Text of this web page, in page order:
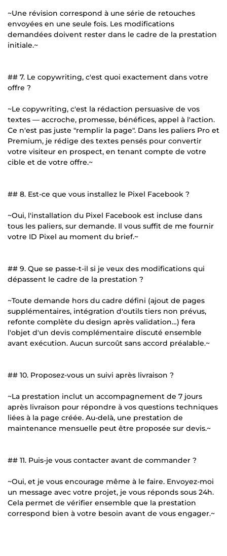
~Une révision correspond à une série de retouches
envoyées en une seule fois. Les modifications
demandées doivent rester dans le cadre de la prestation
initiale.~
## 7. Le copywriting, c'est quoi exactement dans votre
offre ?
~Le copywriting, c'est la rédaction persuasive de vos
textes — accroche, promesse, bénéfices, appel à l'action.
Ce n'est pas juste "remplir la page". Dans les paliers Pro et
Premium, je rédige des textes pensés pour convertir
votre visiteur en prospect, en tenant compte de votre
cible et de votre offre.~
## 8. Est-ce que vous installez le Pixel Facebook ?
~Oui, l'installation du Pixel Facebook est incluse dans
tous les paliers, sur demande. Il vous suffit de me fournir
votre ID Pixel au moment du brief.~
## 9. Que se passe-t-il si je veux des modifications qui
dépassent le cadre de la prestation ?
~Toute demande hors du cadre défini (ajout de pages
supplémentaires, intégration d'outils tiers non prévus,
refonte complète du design après validation…) fera
l'objet d'un devis complémentaire discuté ensemble
avant exécution. Aucun surcoût sans accord préalable.~
## 10. Proposez-vous un suivi après livraison ?
~La prestation inclut un accompagnement de 7 jours
après livraison pour répondre à vos questions techniques
liées à la page créée. Au-delà, une prestation de
maintenance mensuelle peut être proposée sur devis.~
## 11. Puis-je vous contacter avant de commander ?
~Oui, et je vous encourage même à le faire. Envoyez-moi
un message avec votre projet, je vous réponds sous 24h.
Cela permet de vérifier ensemble que la prestation
correspond bien à votre besoin avant de vous engager.~